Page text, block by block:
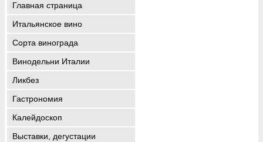
Главная страница
Итальянское вино
Сорта винограда
Винодельни Италии
Ликбез
Гастрономия
Калейдоскоп
Выставки, дегустации